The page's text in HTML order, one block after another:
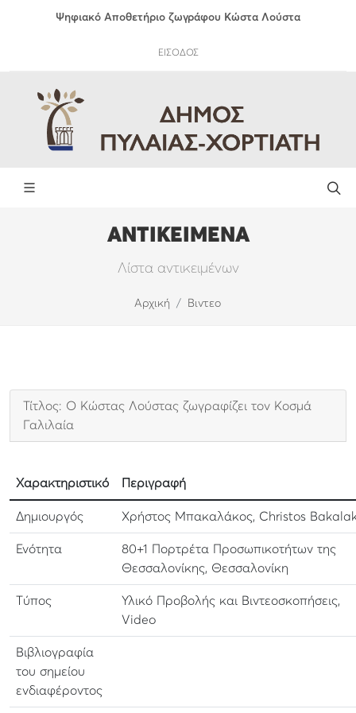
Ψηφιακό Αποθετήριο ζωγράφου Κώστα Λούστα
ΕΙΣΟΔΟΣ
ΑΝΤΙΚΕΙΜΕΝΑ
Λίστα αντικειμένων
Αρχική Βιντεο
Τίτλος: Ο Κώστας Λούστας ζωγραφίζει τον Κοσμά
Γαλιλαία
Χαρακτηριστικό Περιγραφή
Δημιουργός Χρήστος Μπακαλάκος, Christos
Ενότητα
80+1 Πορτρέτα Προσωπικοτήτων της
Θεσσαλονίκης, Θεσσαλονίκη
Τύπος
Υλικό Προβολής και Βιντεοσκοπήσεις,
Video
Βιβλιογραφία
του σημείου
ενδιαφέροντος